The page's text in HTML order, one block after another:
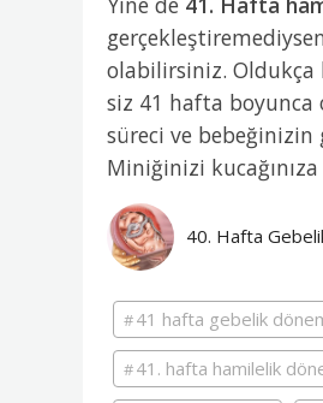
olabilirsiniz. Oldukça
siz 41 hafta boyunca
süreci ve
Miniğinizi
40. Hafta
41 hafta gebelik
41. hafta hamilelik